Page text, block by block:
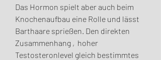
Das Hormon spielt aber auch beim
Knochenaufbau eine Rolle und lässt
Barthaare sprießen. Den direkten
Zusammenhang ‚hoher
Testosteronlevel gleich bestimmtes